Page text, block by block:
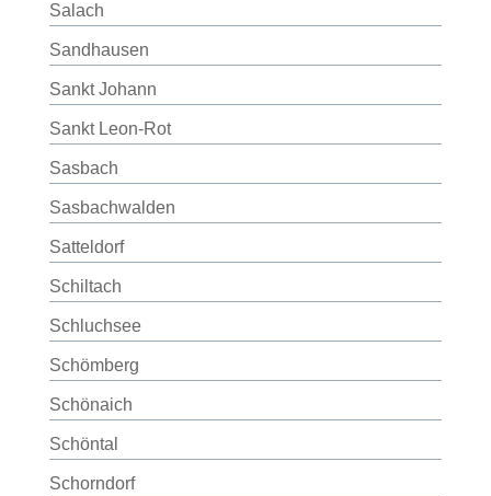
Salach
Sandhausen
Sankt Johann
Sankt Leon-Rot
Sasbach
Sasbachwalden
Satteldorf
Schiltach
Schluchsee
Schömberg
Schönaich
Schöntal
Schorndorf